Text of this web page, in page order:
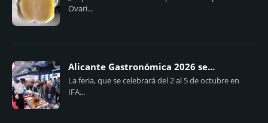
Ovari...
Alicante Gastronómica 2026 se...
La feria, que se celebrará del 2 al 5 de octubre en
IFA...